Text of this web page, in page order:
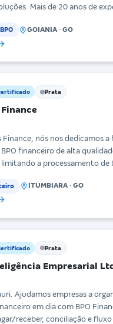
Mais de 20 anos de
GOIANIA · GO
Prata
Finance, nós nos dedicamos a
financeiro de alta
limitando a processamento de
ITUMBIARA · GO
Prata
Empresarial
Ajudamos empresas a
em dia com BPO
receber, conciliação e